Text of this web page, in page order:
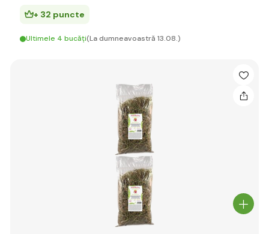
+ 32 puncte
Ultimele 4 bucăți(La dumneavoastră 13.08.)